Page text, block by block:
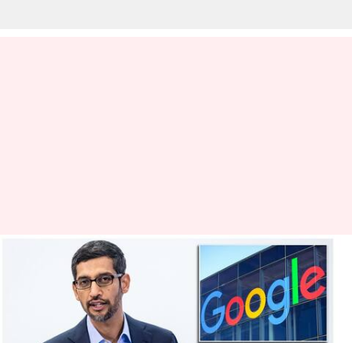
சுந்தர் பிச்சையின் ஊதிய
உயர்வு -
அதிருப்தியடைந்த கூகுள்
ஊழியர்கள்